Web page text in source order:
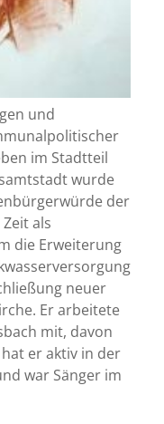
und
im Stadtteil
wurde
der
als
die Erweiterung
neuer
Er arbeitete
mit, davon
hat er aktiv in der
war Sänger im